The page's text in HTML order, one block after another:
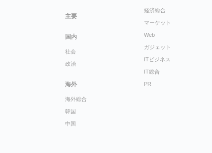
主要
国内
社会
政治
海外
海外総合
韓国
中国
経済総合
マーケット
Web
ガジェット
ITビジネス
IT総合
PR